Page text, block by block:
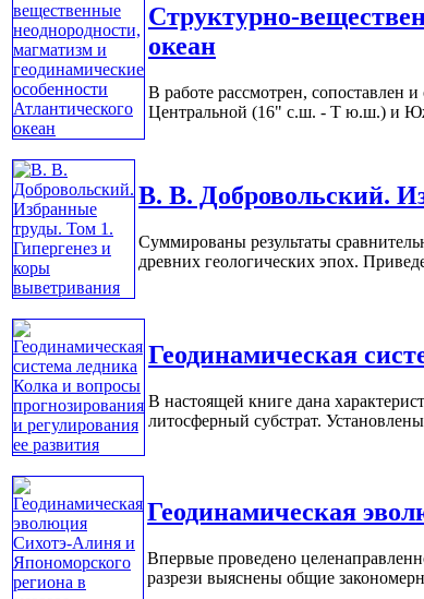
Структурно-
океан
В работе рассмотрен, сопоставлен
Центральной (16" с.ш. - Т ю.ш.) и
В. В. Добровольский.
Суммированы результаты
древних геологических эпох.
Геодинамическая
В настоящей книге дана
литосферный субстрат.
Геодинамическая
Впервые проведено
разрези выяснены общие